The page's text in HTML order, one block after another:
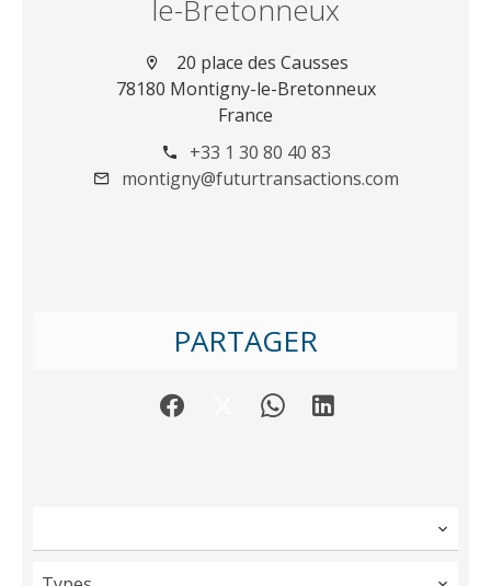
le-Bretonneux
20 place des Causses
78180 Montigny-le-Bretonneux
France
+33 1 30 80 40 83
montigny@futurtransactions.com
PARTAGER